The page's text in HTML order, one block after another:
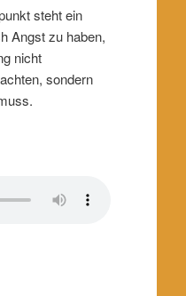
steht ein
Angst zu haben,
nicht
sondern